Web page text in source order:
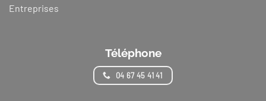
Entreprises
Téléphone
04 67 45 41 41